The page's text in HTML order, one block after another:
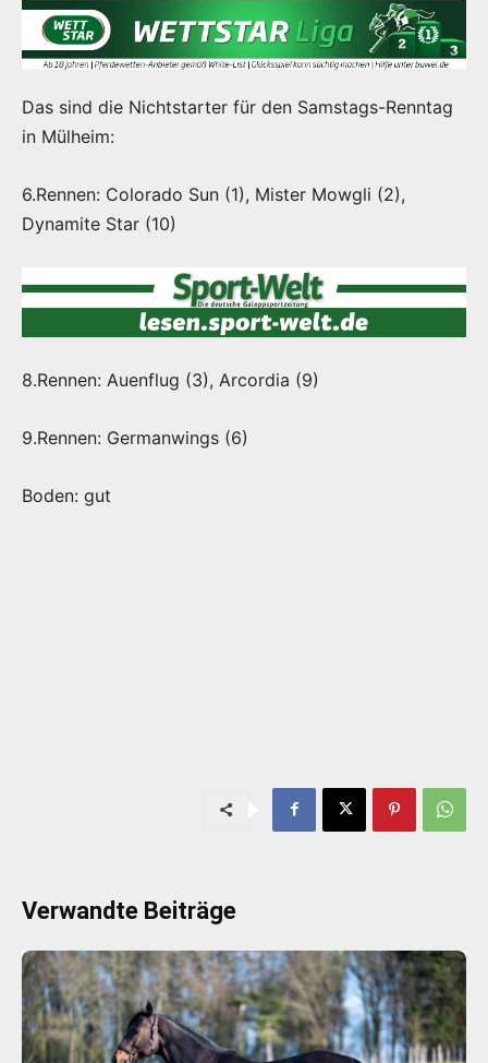
Das sind die Nichtstarter für den Samstags-Renntag
in Mülheim:
6.Rennen: Colorado Sun (1), Mister Mowgli (2),
Dynamite Star (10)
8.Rennen: Auenflug (3), Arcordia (9)
9.Rennen: Germanwings (6)
Boden: gut
Verwandte Beiträge